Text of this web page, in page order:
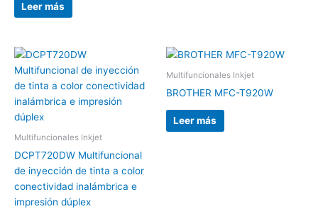
Leer más
Multifuncionales Inkjet
DCPT720DW Multifuncional
de inyección de tinta a color
conectividad inalámbrica e
impresión dúplex
Multifuncionales Inkjet
BROTHER MFC-T920W
Leer más